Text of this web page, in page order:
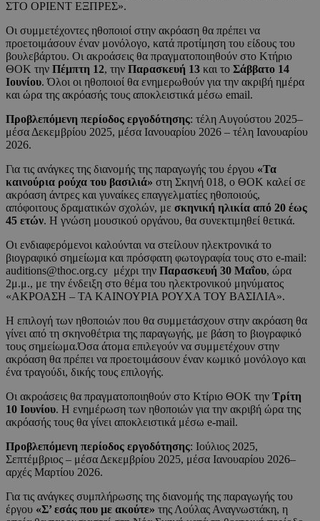
ΣΤΟ ΟΡΙΕΝΤ ΕΞΠΡΕΣ».
Οι συμμετέχοντες ηθοποιοί στην ακρόαση θα πρέπει να
προετοιμάσουν έναν μονόλογο, κατά προτίμηση του είδους του
βουλεβάρτου. Οι ακροάσεις θα πραγματοποιηθούν στο Κτήριο
ΘΟΚ την Πέμπτη 12, την Παρασκευή 13 και το Σάββατο 14
Ιουνίου. Όλοι οι ηθοποιοί θα ενημερωθούν για την ακριβή ημέρα
και ώρα της ακρόασής τους αποκλειστικά μέσω email.
Προβλεπόμενη περίοδος εργοδότησης: τέλη Αυγούστου 2025–
μέσα Δεκεμβρίου 2025, μέσα Ιανουαρίου 2026 – τέλη Ιανουαρίου
2026.
Για τις ανάγκες της διανομής της παραγωγής του έργου «Τα
καινούρια ρούχα του βασιλιά» στη Σκηνή 018, ο ΘΟΚ καλεί σε
ακρόαση άντρες και γυναίκες επαγγελματίες ηθοποιούς,
απόφοιτους δραματικών σχολών, με σκηνική ηλικία από 20 έως
45 ετών. Η γνώση μουσικού οργάνου, θα συνεκτιμηθεί θετικά.
Οι ενδιαφερόμενοι καλούνται να στείλουν ηλεκτρονικά το
βιογραφικό σημείωμα και πρόσφατη φωτογραφία τους στο e-mail:
auditions@thoc.org.cy μέχρι την Παρασκευή 30 Μαΐου, ώρα
2μ.μ., με την ένδειξη στο θέμα του ηλεκτρονικού μηνύματος
«ΑΚΡΟΑΣΗ – ΤΑ ΚΑΙΝΟΥΡΙΑ ΡΟΥΧΑ ΤΟΥ ΒΑΣΙΛΙΑ».
Η επιλογή των ηθοποιών που θα συμμετάσχουν στην ακρόαση θα
γίνει από τη σκηνοθέτρια της παραγωγής, με βάση το βιογραφικό
τους σημείωμα.Όσα άτομα επιλεγούν να συμμετέχουν στην
ακρόαση θα πρέπει να προετοιμάσουν έναν κωμικό μονόλογο και
ένα τραγούδι, δικής τους επιλογής.
Οι ακροάσεις θα πραγματοποιηθούν στο Κτίριο ΘΟΚ την Τρίτη
10 Ιουνίου. H ενημέρωση των ηθοποιών για την ακριβή ώρα της
ακρόασής τους θα γίνει αποκλειστικά μέσω e-mail.
Προβλεπόμενη περίοδος εργοδότησης: Ιούλιος 2025,
Σεπτέμβριος – μέσα Δεκεμβρίου 2025, μέσα Ιανουαρίου 2026–
αρχές Μαρτίου 2026.
Για τις ανάγκες συμπλήρωσης της διανομής της παραγωγής του
έργου «Σ’ εσάς που με ακούτε» της Λούλας Αναγνωστάκη, η